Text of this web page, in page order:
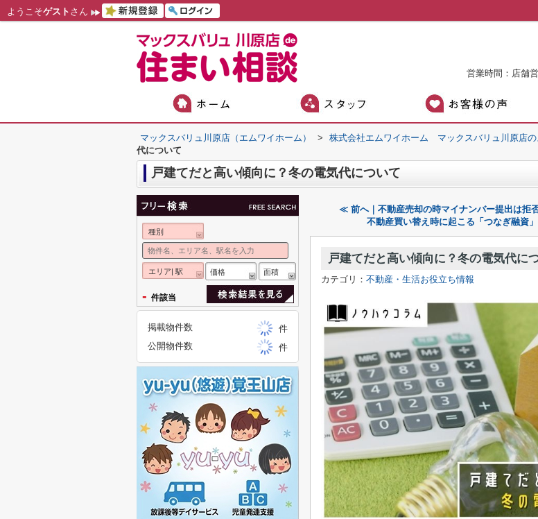
ようこそゲスト さん
営業時間：店舗
マックスバリュ川原店（エムワイホーム） > 株式会社エムワイホーム マックスバリュ川原店の
代について
戸建てだと高い傾向に？冬の電気代について
≪ 前へ｜不動産売却の時マイナンバー提出は拒
不動産買い替え時に起こる「つなぎ融資
戸建てだと高い傾向に？冬の電気代に
カテゴリ： 不動産・生活お役立ち情報
種別
エリア| 駅 価格 面積
- 件該当
掲載物件数
件
公開物件数
件